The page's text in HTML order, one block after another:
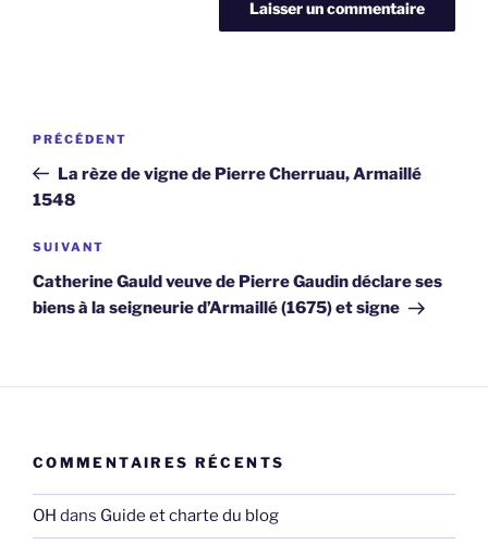
Navigation
l’article
Article
précédent
PRÉCÉDENT
La rèze de vigne de Pierre Cherruau, Armaillé
1548
Article
suivant
SUIVANT
Catherine Gauld veuve de Pierre Gaudin déclare ses
biens à la seigneurie d’Armaillé (1675) et signe
COMMENTAIRES RÉCENTS
OH dans Guide et charte du blog